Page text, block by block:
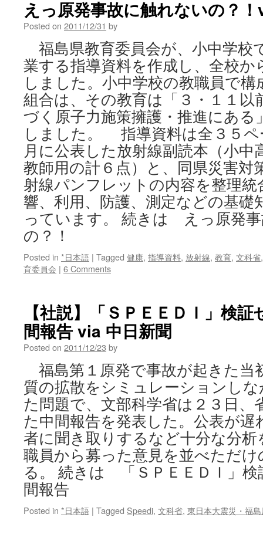
えっ原発事故に触れないの？
Posted on 2011/12/31 by
福島県教育委員会が、小中学校
業する指導資料を作成し、全校か
しました。小中学校の教職員で
組合は、その教育は「３・１１以
づく原子力施策擁護・推進にある
しました。 指導資料は全３５ペ
月に公表した放射線副読本（小
教師用の計６点）と、同県災害対
射線パンフレットの内容を整理
響、利用、防護、測定などの基礎
っています。 続きは えっ原発
の？！
Posted in *日本語 | Tagged 健康, 指導資料, 放射線, 教育, 文科省
育委員会 | 6 Comments
【社説】「ＳＰＥＥＤＩ」検
間報告 via 中日新聞
Posted on 2011/12/23 by
福島第１原発で事故が起きた当
質の拡散をシミュレーションし
た問題で、文部科学省は２３日、
た中間報告を発表した。公表が遅
者に聞き取りするなど十分な分
職員から募った意見を並べただ
る。 続きは 「ＳＰＥＥＤＩ」
間報告
Posted in *日本語 | Tagged Speedi, 文科省, 東日本大震災・福